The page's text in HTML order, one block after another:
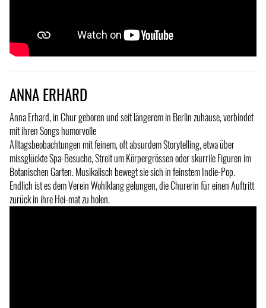
ANNA ERHARD
Anna Erhard, in Chur geboren und seit längerem in Berlin zuhause, verbindet
mit ihren Songs humorvolle
Alltagsbeobachtungen mit feinem, oft absurdem Storytelling, etwa über
missglückte Spa-Besuche, Streit um Körpergrössen oder skurrile Figuren im
Botanischen Garten. Musikalisch bewegt sie sich in feinstem Indie-Pop.
Endlich ist es dem Verein Wohlklang gelungen, die Churerin für einen Auftritt
zurück in ihre Hei-mat zu holen.